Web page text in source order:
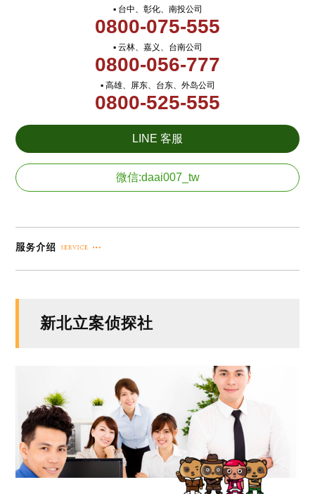
▪ 台中、彰化、南投公司
0800-075-555
▪ 云林、嘉义、台南公司
0800-056-777
▪ 高雄、屏东、台东、外岛公司
0800-525-555
LINE 客服
微信:daai007_tw
新北立案侦探社